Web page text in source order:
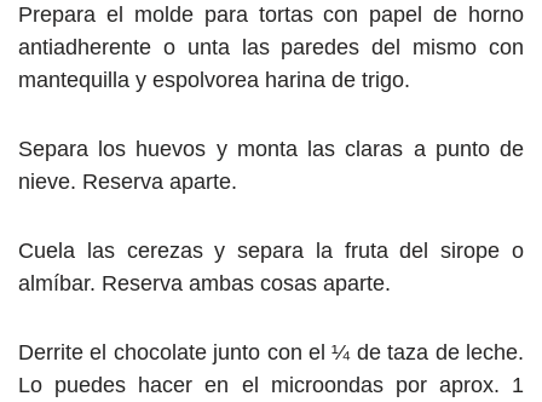
Prepara el molde para tortas con papel de horno
antiadherente o unta las paredes del mismo con
mantequilla y espolvorea harina de trigo.
Separa los huevos y monta las claras a punto de
nieve. Reserva aparte.
Cuela las cerezas y separa la fruta del sirope o
almíbar. Reserva ambas cosas aparte.
Derrite el chocolate junto con el ¼ de taza de leche.
Lo puedes hacer en el microondas por aprox. 1